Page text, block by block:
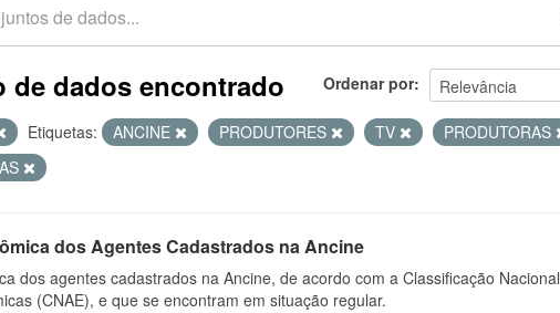
Ordenar por
de dados encontrado
Etiquetas: ANCINE PRODUTORES TV
PRODUTORAS
dos Agentes Cadastrados na Ancine
dos agentes cadastrados na Ancine, de acordo com a Classificação
(CNAE), e que se encontram em situação regular.